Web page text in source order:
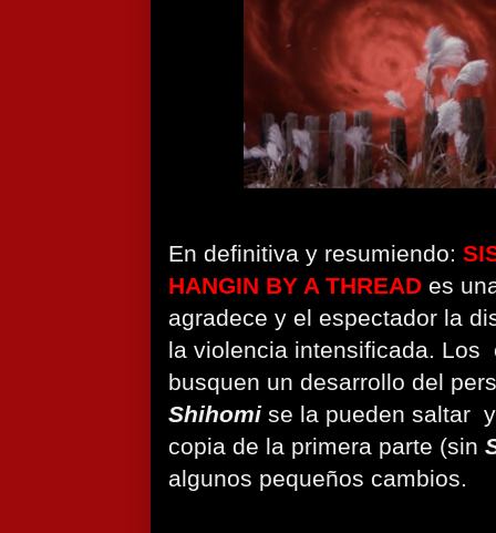
En definitiva y resumiendo:
HANGIN BY A THREAD es
agradece y el espectador la
la violencia intensificada. Los
busquen un desarrollo del
Shihomi se la pueden saltar
copia de la primera parte (sin
algunos pequeños cambios.